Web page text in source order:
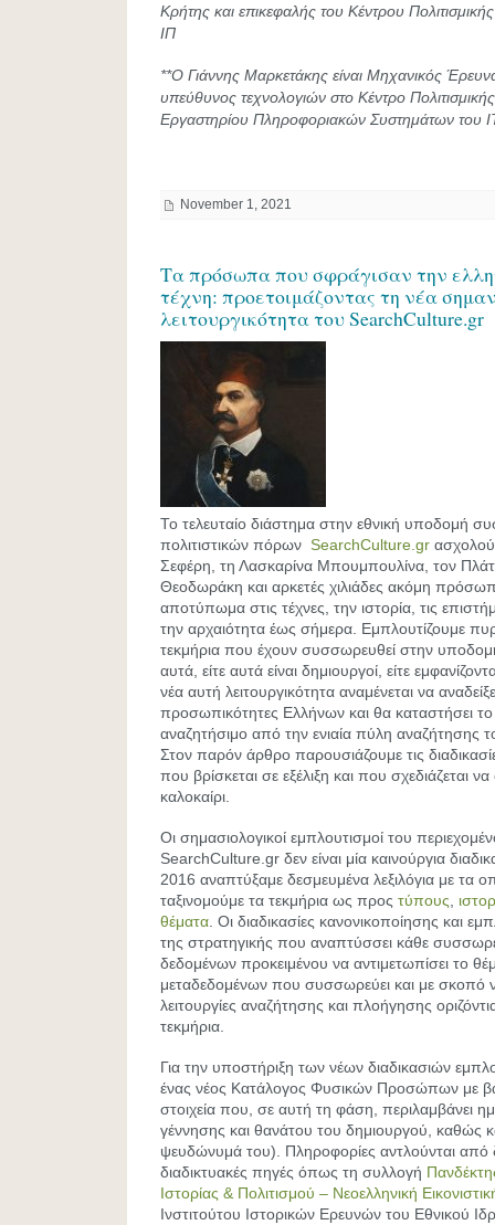
Κρήτης και επικεφαλής του Κέντρου
ΙΠ
**Ο Γιάννης Μαρκετάκης είναι Μηχανικός
υπεύθυνος τεχνολογιών στο Κέντρο
Εργαστηρίου Πληροφοριακών Συστημάτων του
November 1, 2021
Τα πρόσωπα που σφράγισαν την
τέχνη: προετοιμάζοντας τη νέα
λειτουργικότητα του SearchCulture.gr
Το τελευταίο διάστημα στην εθνική υποδομή
πολιτιστικών πόρων SearchCulture.gr
Σεφέρη, τη Λασκαρίνα Μπουμπουλίνα, τον
Θεοδωράκη και αρκετές χιλιάδες ακόμη
αποτύπωμα στις τέχνες, την ιστορία, τις
την αρχαιότητα έως σήμερα. Εμπλουτίζουμε
τεκμήρια που έχουν συσσωρευθεί στην
αυτά, είτε αυτά είναι δημιουργοί, είτε
νέα αυτή λειτουργικότητα αναμένεται να
προσωπικότητες Ελλήνων και θα καταστήσει
αναζητήσιμο από την ενιαία πύλη αναζήτησης
Στον παρόν άρθρο παρουσιάζουμε τις
που βρίσκεται σε εξέλιξη και που σχεδιάζεται
καλοκαίρι.
Οι σημασιολογικοί εμπλουτισμοί του
SearchCulture.gr δεν είναι μία καινούργια
2016 αναπτύξαμε δεσμευμένα λεξιλόγια με τα
ταξινομούμε τα τεκμήρια ως προς τύπους,
θέματα. Οι διαδικασίες κανονικοποίησης και
της στρατηγικής που αναπτύσσει κάθε
δεδομένων προκειμένου να αντιμετωπίσει το
μεταδεδομένων που συσσωρεύει και με σκοπό
λειτουργίες αναζήτησης και πλοήγησης
τεκμήρια.
Για την υποστήριξη των νέων διαδικασιών
ένας νέος Κατάλογος Φυσικών Προσώπων με
στοιχεία που, σε αυτή τη φάση, περιλαμβάνει
γέννησης και θανάτου του δημιουργού, καθώς
ψευδώνυμά του). Πληροφορίες αντλούνται από
διαδικτυακές πηγές όπως τη συλλογή
Ιστορίας & Πολιτισμού – Νεοελληνική
Ινστιτούτου Ιστορικών Ερευνών του Εθνικού